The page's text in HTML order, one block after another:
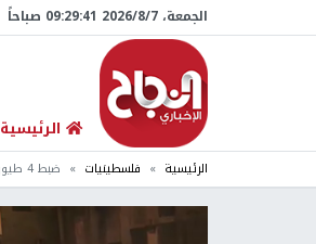
الجمعة، 7/‏8/‏2026 09:29:42 صباحاً
الرئيسية
الرئيسية فلسطينيات ضبط 4 طيور عوسق في بلدة فقوعة قرب جنين